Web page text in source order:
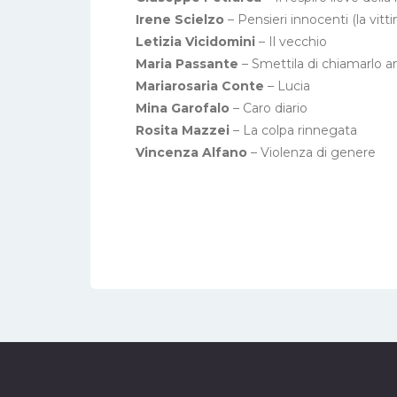
Irene Scielzo – Pensieri innocenti (la
Letizia Vicidomini – Il vecchio
Maria Passante – Smettila di chiamarlo
Mariarosaria Conte – Lucia
Mina Garofalo – Caro diario
Rosita Mazzei – La colpa rinnegata
Vincenza Alfano – Violenza di genere